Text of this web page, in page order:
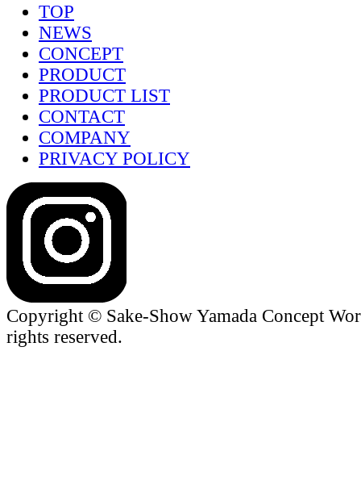
TOP
NEWS
CONCEPT
PRODUCT
PRODUCT LIST
CONTACT
COMPANY
PRIVACY POLICY
Copyright © Sake-Show Yamada Concept
rights reserved.